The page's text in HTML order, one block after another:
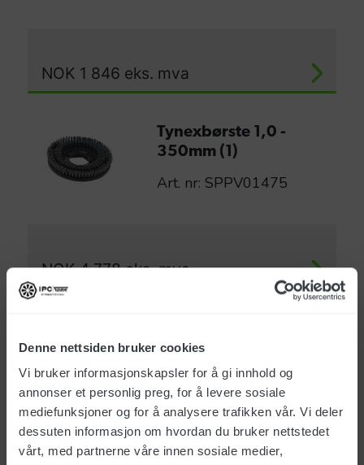
Denne nettsiden bruker cookies
Vi bruker informasjonskapsler for å gi innhold og
annonser et personlig preg, for å levere sosiale
mediefunksjoner og for å analysere trafikken vår. Vi deler
dessuten informasjon om hvordan du bruker nettstedet
vårt, med partnerne våre innen sosiale medier,
NOK 1 846 eks. mva
Tynexbørste 1,0 -
350mm (1)
Art. nr: SPPV01475
NOK4 778 eks. mva
NOK1 964 eks. mva